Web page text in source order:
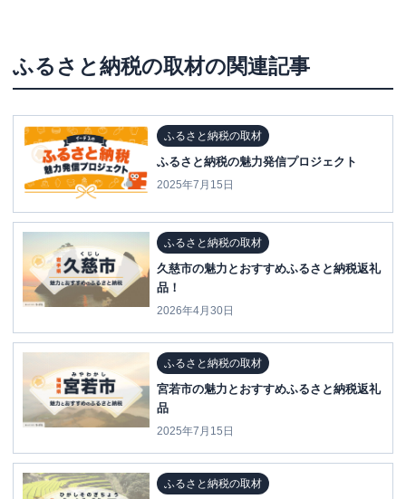
ふるさと納税の取材の関連記事
ふるさと納税の取材
ふるさと納税の魅力発信プロジェクト
2025年7月15日
ふるさと納税の取材
久慈市の魅力とおすすめふるさと納税返礼
品！
2026年4月30日
ふるさと納税の取材
宮若市の魅力とおすすめふるさと納税返礼
品
2025年7月15日
ふるさと納税の取材